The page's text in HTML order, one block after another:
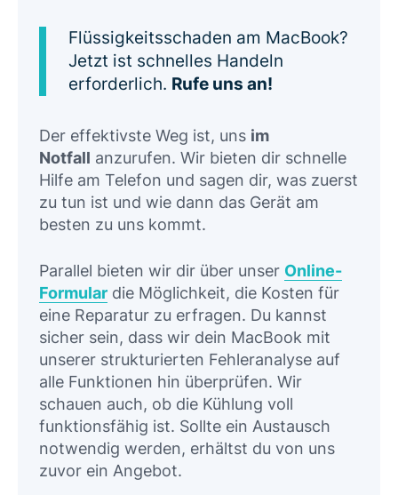
Flüssigkeitsschaden am MacBook?
Jetzt ist schnelles Handeln
erforderlich. Rufe uns an!
Der effektivste Weg ist, uns im
Notfall anzurufen. Wir bieten dir schnelle
Hilfe am Telefon und sagen dir, was zuerst
zu tun ist und wie dann das Gerät am
besten zu uns kommt.
Parallel bieten wir dir über unser Online-
Formular die Möglichkeit, die Kosten für
eine Reparatur zu erfragen. Du kannst
sicher sein, dass wir dein MacBook mit
unserer strukturierten Fehleranalyse auf
alle Funktionen hin überprüfen. Wir
schauen auch, ob die Kühlung voll
funktionsfähig ist. Sollte ein Austausch
notwendig werden, erhältst du von uns
zuvor ein Angebot.